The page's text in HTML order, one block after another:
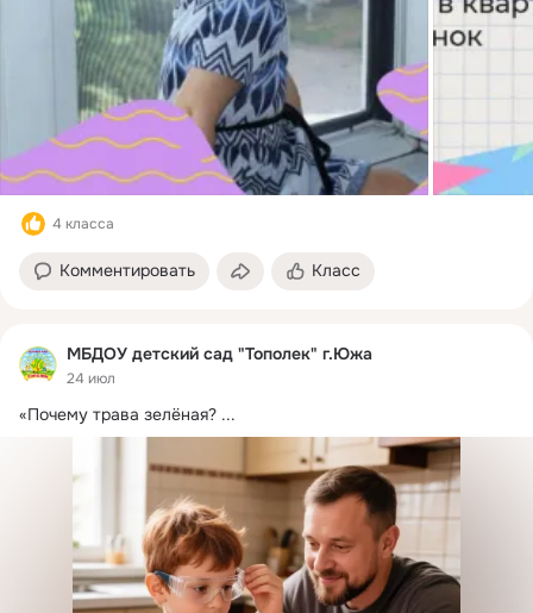
4 класса
Комментировать Класс
МБДОУ детский сад "Тополек" г.Южа
24 июл
«Почему трава зелёная? ...